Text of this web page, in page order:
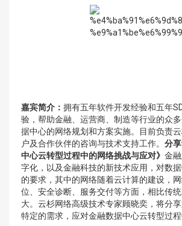
嘉宾简介： 拥有五年软件开发经验和五年
验，帮助金融、运营商、制造等行业的众
据中心的网络规划和方案实施。目前负责
户及合作伙伴的咨询与技术支持工作。 分享
中心云转型过程中的网络挑战与应对》 金
字化，以及金融科技的新技术应用，对数
的要求，其中的网络随着云计算的建设，
位、安全诊断、服务交付等方面，相比传
大。云杉网络高级技术专家顾晓奕，将分
特定的需求，应对金融数据中心云转型过程